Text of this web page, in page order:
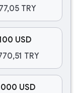
TRY
USD
TRY
USD